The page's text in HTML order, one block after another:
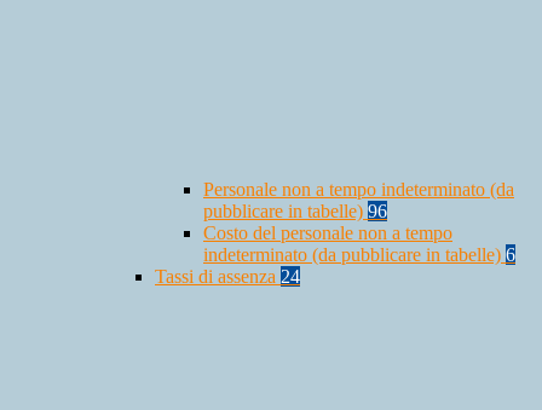
Personale non a tempo indeterminato (da
pubblicare in tabelle) 96
Costo del personale non a tempo
indeterminato (da pubblicare in tabelle) 6
Tassi di assenza 24